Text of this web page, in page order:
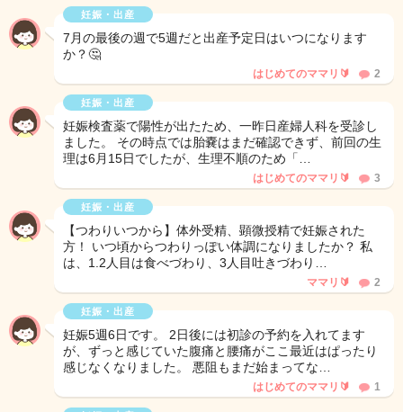
妊娠・出産
7月の最後の週で5週だと出産予定日はいつになります
か？🤔
はじめてのママリ🔰 2
妊娠・出産
妊娠検査薬で陽性が出たため、一昨日産婦人科を受診し
ました。 その時点では胎嚢はまだ確認できず、前回の生
理は6月15日でしたが、生理不順のため「…
はじめてのママリ🔰 3
妊娠・出産
【つわりいつから】体外受精、顕微授精で妊娠された
方！ いつ頃からつわりっぽい体調になりましたか？ 私
は、1.2人目は食べづわり、3人目吐きづわり…
ママリ🔰 2
妊娠・出産
妊娠5週6日です。 2日後には初診の予約を入れてます
が、ずっと感じていた腹痛と腰痛がここ最近はぱったり
感じなくなりました。 悪阻もまだ始まってな…
はじめてのママリ🔰 1